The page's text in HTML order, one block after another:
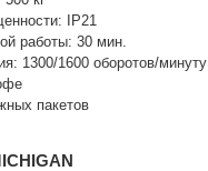
IP21
работы: 30 мин.
1300/1600 оборотов/минуту
пакетов